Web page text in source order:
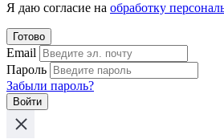
Я даю согласие на обработку
Готово
Email
Пароль
Забыли пароль?
Войти